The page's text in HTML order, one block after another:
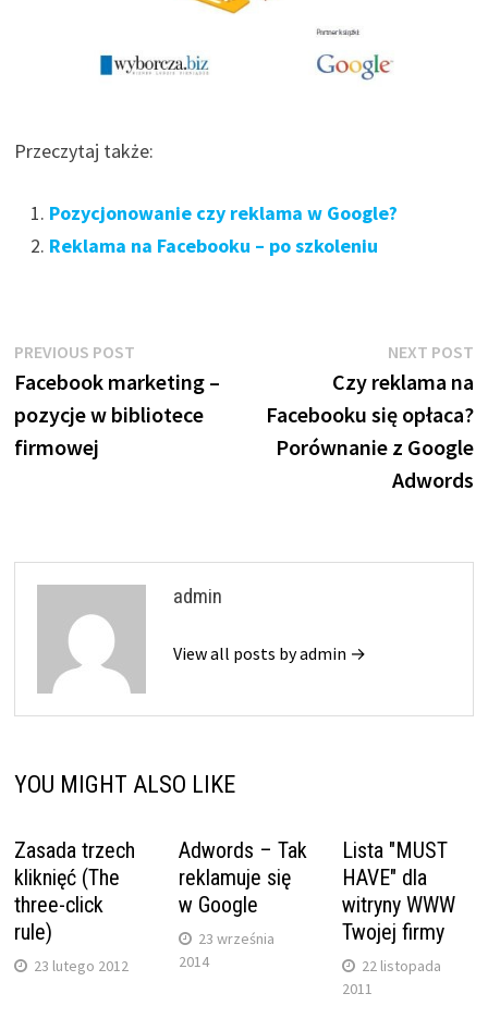
Przeczytaj także:
Pozycjonowanie czy reklama w Google?
Reklama na Facebooku – po szkoleniu
Nawigacja
wpisu
PREVIOUS POSTPrevious
post:
Facebook marketing –
pozycje w bibliotece
firmowej
NEXT POST
Czy reklama na
Facebooku się opłaca?
Porównanie z Google
Adwords
admin
View all posts by admin →
YOU MIGHT ALSO LIKE
Zasada trzech
kliknięć (The
three-click
rule)
23 lutego 2012
Adwords – Tak
reklamuje się
w Google
23 września
2014
Lista "MUST
HAVE" dla
witryny WWW
Twojej firmy
22 listopada
2011